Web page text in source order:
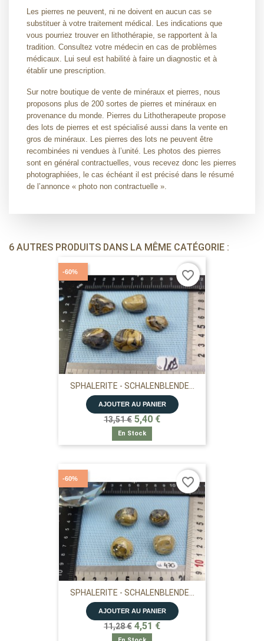
Les pierres ne peuvent, ni ne doivent en aucun cas se
substituer à votre traitement médical. Les indications que
vous pourriez trouver en lithothérapie, se rapportent à la
tradition. Consultez votre médecin en cas de problèmes
médicaux. Lui seul est habilité à faire un diagnostic et à
établir une prescription.
Sur notre boutique de vente de minéraux et pierres, nous
proposons plus de 200 sortes de pierres et minéraux en
provenance du monde. Pierres du Lithotherapeute propose
des lots de pierres et est spécialisé aussi dans la vente en
gros de minéraux. Les pierres des lots ne peuvent être
recombinées ni vendues à l’unité. Les photos des pierres
sont en général contractuelles, vous recevez donc les pierres
photographiées, le cas échéant il est précisé dans le résumé
de l’annonce « photo non contractuelle ».
6 AUTRES PRODUITS DANS LA MÊME CATÉGORIE :
SPHALERITE - SCHALENBLENDE...
AJOUTER AU PANIER
13,51 € 5,40 €
En Stock
-60% favorite_border
SPHALERITE - SCHALENBLENDE...
AJOUTER AU PANIER
11,28 € 4,51 €
-60% favorite_border